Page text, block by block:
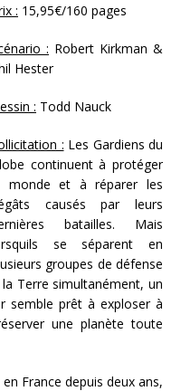
: 15,95€/160 pages
: Robert Kirkman &
Hester
: Todd Nauck
: Les Gardiens du
continuent à protéger
monde et à réparer les
causés par leurs
batailles. Mais
se séparent en
groupes de défense
Terre simultanément, un
semble prêt à exploser à
une planète toute
France depuis deux ans,